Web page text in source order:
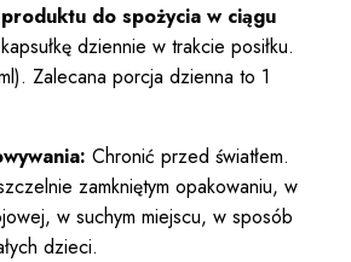
do spożycia w ciągu
dziennie w trakcie posiłku.
Zalecana porcja dzienna to 1
Chronić przed światłem.
zamkniętym opakowaniu, w
w suchym miejscu, w sposób
dzieci.